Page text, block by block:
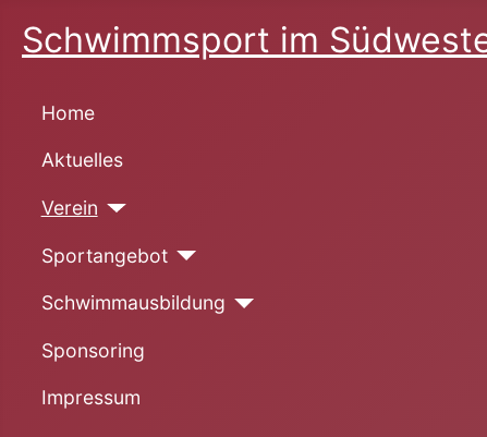
Schwimmsport im
Home
Aktuelles
Verein
Sportangebot
Schwimmausbildung
Sponsoring
Impressum